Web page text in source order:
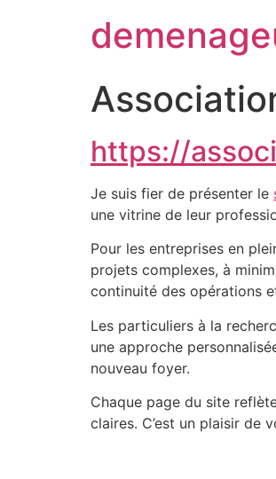
https://
Je suis fier de présenter le
une vitrine de leur
Pour les entreprises en
projets complexes, à
continuité des opérations
Les particuliers à la
une approche
nouveau foyer.
Chaque page du site
claires. C’est un plaisir de